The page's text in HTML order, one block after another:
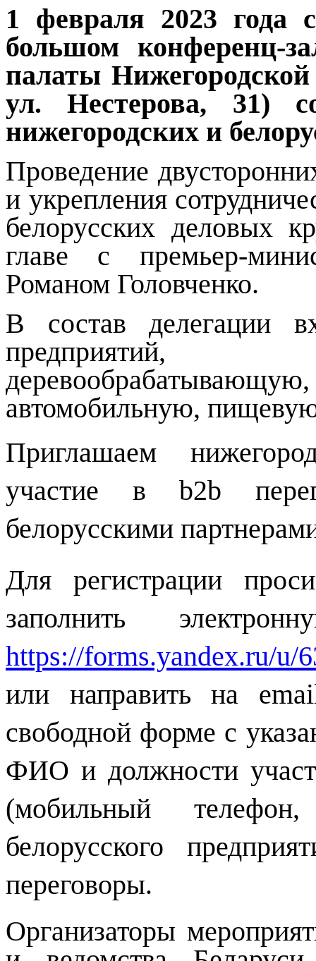
1 февраля 2023
большом конференц-
палаты
ул. Нестерова, 31)
нижегородских и
Проведение
и укрепления
белорусских деловых
главе с премьер-
Романом Головченко.
В состав делегации
автомобильную,
Приглашаем
участие вb2b
белорусскими
Для регистрации
заполнить
https://forms.yandex.ru/u/
или направить на
свободной форме с
ФИО и должности
(мобильный
белорусского
переговоры.
Организаторы